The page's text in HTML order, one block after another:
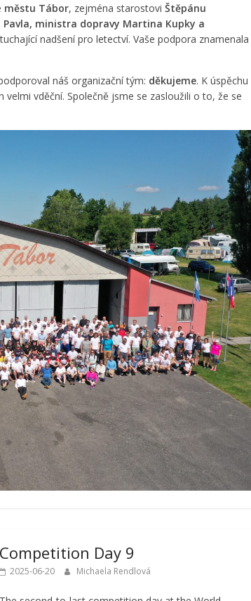
městu Tábor, zejména starostovi Štěpánu
ministra dopravy Martina Kupky a
nadšení pro letectví. Vaše podpora znamenala
náš organizační tým: děkujeme. K úspěchu
vděční. Společně jsme se zasloužili o to, že se
Competition Day 9
2025-06-20 Michaela Rendlová